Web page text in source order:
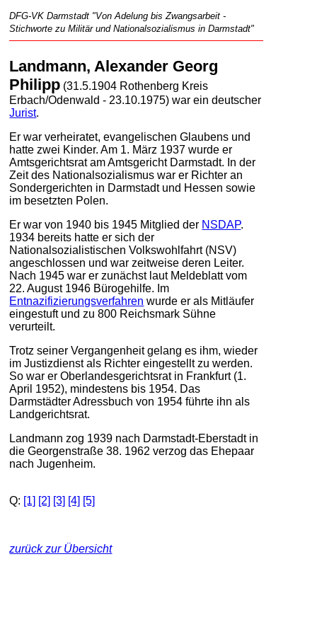
DFG-VK Darmstadt "Von Adelung bis Zwangsarbeit -
Stichworte zu Militär und Nationalsozialismus in Darmstadt"
Landmann, Alexander Georg
Philipp (31.5.1904 Rothenberg Kreis
Erbach/Odenwald - 23.10.1975) war ein deutscher
Jurist.
Er war verheiratet, evangelischen Glaubens und
hatte zwei Kinder. Am 1. März 1937 wurde er
Amtsgerichtsrat am Amtsgericht Darmstadt. In der
Zeit des Nationalsozialismus war er Richter an
Sondergerichten in Darmstadt und Hessen sowie
im besetzten Polen.
Er war von 1940 bis 1945 Mitglied der NSDAP.
1934 bereits hatte er sich der
Nationalsozialistischen Volkswohlfahrt (NSV)
angeschlossen und war zeitweise deren Leiter.
Nach 1945 war er zunächst laut Meldeblatt vom
22. August 1946 Bürogehilfe. Im
Entnazifizierungsverfahren wurde er als Mitläufer
eingestuft und zu 800 Reichsmark Sühne
verurteilt.
Trotz seiner Vergangenheit gelang es ihm, wieder
im Justizdienst als Richter eingestellt zu werden.
So war er Oberlandesgerichtsrat in Frankfurt (1.
April 1952), mindestens bis 1954. Das
Darmstädter Adressbuch von 1954 führte ihn als
Landgerichtsrat.
Landmann zog 1939 nach Darmstadt-Eberstadt in
die Georgenstraße 38. 1962 verzog das Ehepaar
nach Jugenheim.
Q: [1] [2] [3] [4] [5]
zurück zur Übersicht